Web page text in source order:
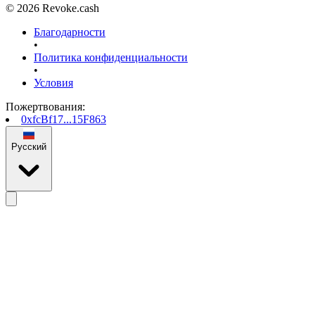
© 2026 Revoke.cash
Благодарности
•
Политика конфиденциальности
•
Условия
Пожертвования:
0xfcBf17...15F863
Русский